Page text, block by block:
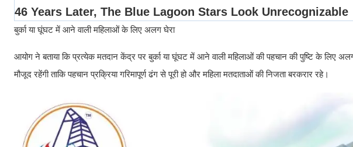
बुर्का या घूंघट में आने वाली महिलाओं के लिए अलग घेरा
आयोग ने बताया कि प्रत्येक मतदान केंद्र पर बुर्का या घूंघट में आने वाली महिलाओं की पहचान की पुष्टि के लिए अलग
मौजूद रहेंगी ताकि पहचान प्रक्रिया गरिमापूर्ण ढंग से पूरी हो और महिला मतदाताओं की निजता बरकरार रहे।